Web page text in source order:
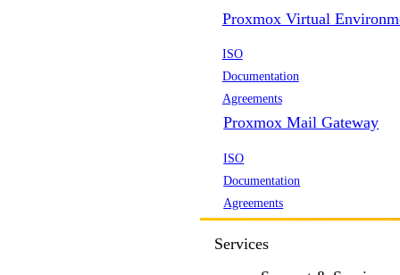
Proxmox Virtual
ISO
Documentation
Agreements
Proxmox Mail Gateway
ISO
Documentation
Agreements
Services